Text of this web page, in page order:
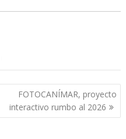
FOTOCANÍMAR, proyecto
interactivo rumbo al 2026